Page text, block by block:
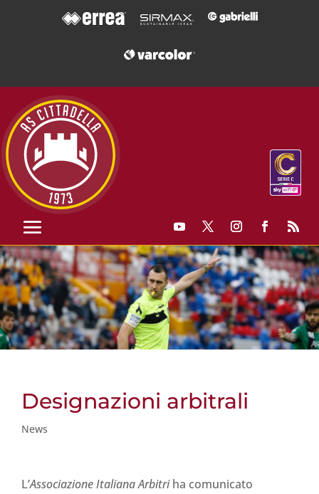
Designazioni arbitrali
News
L’Associazione Italiana Arbitriha comunicato